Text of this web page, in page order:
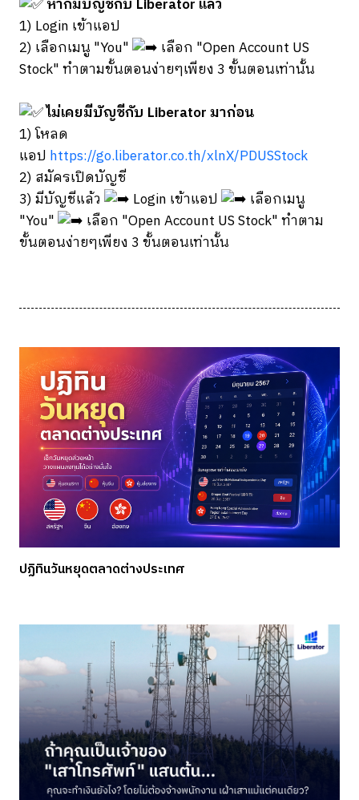
หากมีบัญชีกับ Liberator แล้ว
1) Login เข้าแอป
2) เลือกเมนู "You"
เลือก "Open Account US
Stock" ทำตามขั้นตอนง่ายๆเพียง 3 ขั้นตอนเท่านั้น
ไม่เคยมีบัญชีกับ Liberator มาก่อน
1) โหลด
แอป https://go.liberator.co.th/xlnX/PDUSStock
2) สมัครเปิดบัญชี
3) มีบัญชีแล้ว
Login เข้าแอป
เลือกเมนู
"You"
เลือก "Open Account US Stock" ทำตาม
ขั้นตอนง่ายๆเพียง 3 ขั้นตอนเท่านั้น
ปฏิทินวันหยุดตลาดต่างประเทศ